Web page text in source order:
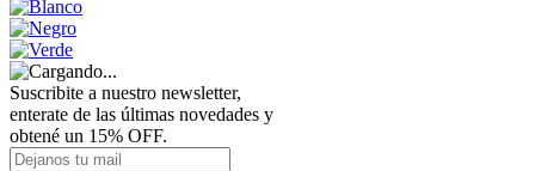
Suscribite a nuestro newsletter,
enterate de las últimas novedades y
obtené un 15% OFF.